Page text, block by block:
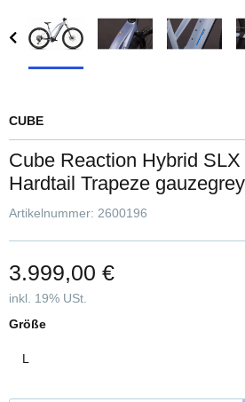
CUBE
Cube Reaction Hybrid
Hardtail Trapeze
Artikelnummer: 2600196
3.999,00 €
inkl. 19% USt.
Größe
L